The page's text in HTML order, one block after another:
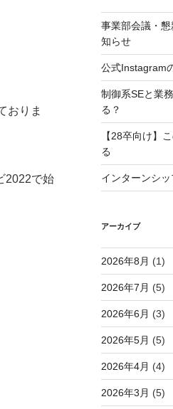
おりま
2022で始
事業部会議・
知らせ
公式Instagram
制御系SEと業
る？
【28卒向け】
る
インターンシ
アーカイブ
2026年8月 (1)
2026年7月 (5)
2026年6月 (3)
2026年5月 (5)
2026年4月 (4)
2026年3月 (5)